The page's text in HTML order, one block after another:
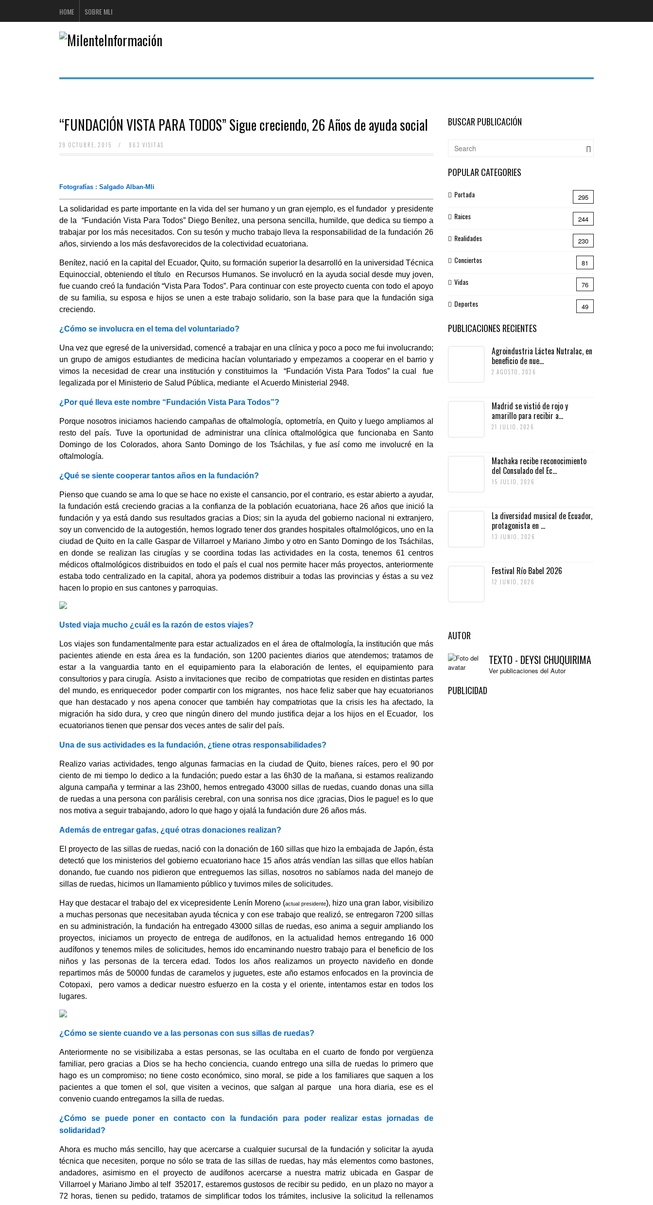
HOME SOBRE MLI
“FUNDACIÓN VISTA PARA TODOS” Sigue creciendo, 26 Años de ayuda social
29 OCTUBRE, 2015 / 863 VISITAS
Fotografías : Salgado Alban-Mli
La solidaridad es parte importante en la vida del ser humano y un gran ejemplo, es el fundador y presidente
de la “Fundación Vista Para Todos” Diego Benítez, una persona sencilla, humilde, que dedica su tiempo a
trabajar por los más necesitados. Con su tesón y mucho trabajo lleva la responsabilidad de la fundación 26
años, sirviendo a los más desfavorecidos de la colectividad ecuatoriana.
Benítez, nació en la capital del Ecuador, Quito, su formación superior la desarrolló en la universidad Técnica
Equinoccial, obteniendo el título en Recursos Humanos. Se involucró en la ayuda social desde muy joven,
fue cuando creó la fundación “Vista Para Todos”. Para continuar con este proyecto cuenta con todo el apoyo
de su familia, su esposa e hijos se unen a este trabajo solidario, son la base para que la fundación siga
creciendo.
¿Cómo se involucra en el tema del voluntariado?
Una vez que egresé de la universidad, comencé a trabajar en una clínica y poco a poco me fui involucrando;
un grupo de amigos estudiantes de medicina hacían voluntariado y empezamos a cooperar en el barrio y
vimos la necesidad de crear una institución y constituimos la “Fundación Vista Para Todos” la cual fue
legalizada por el Ministerio de Salud Pública, mediante el Acuerdo Ministerial 2948.
¿Por qué lleva este nombre “Fundación Vista Para Todos”?
Porque nosotros iniciamos haciendo campañas de oftalmología, optometría, en Quito y luego ampliamos al
resto del país. Tuve la oportunidad de administrar una clínica oftalmológica que funcionaba en Santo
Domingo de los Colorados, ahora Santo Domingo de los Tsáchilas, y fue así como me involucré en la
oftalmología.
¿Qué se siente cooperar tantos años en la fundación?
Pienso que cuando se ama lo que se hace no existe el cansancio, por el contrario, es estar abierto a ayudar,
la fundación está creciendo gracias a la confianza de la población ecuatoriana, hace 26 años que inició la
fundación y ya está dando sus resultados gracias a Dios; sin la ayuda del gobierno nacional ni extranjero,
soy un convencido de la autogestión, hemos logrado tener dos grandes hospitales oftalmológicos, uno en la
ciudad de Quito en la calle Gaspar de Villarroel y Mariano Jimbo y otro en Santo Domingo de los Tsáchilas,
en donde se realizan las cirugías y se coordina todas las actividades en la costa, tenemos 61 centros
médicos oftalmológicos distribuidos en todo el país el cual nos permite hacer más proyectos, anteriormente
estaba todo centralizado en la capital, ahora ya podemos distribuir a todas las provincias y éstas a su vez
hacen lo propio en sus cantones y parroquias.
Usted viaja mucho ¿cuál es la razón de estos viajes?
Los viajes son fundamentalmente para estar actualizados en el área de oftalmología, la institución que más
pacientes atiende en esta área es la fundación, son 1200 pacientes diarios que atendemos; tratamos de
estar a la vanguardia tanto en el equipamiento para la elaboración de lentes, el equipamiento para
consultorios y para cirugía. Asisto a invitaciones que recibo de compatriotas que residen en distintas partes
del mundo, es enriquecedor poder compartir con los migrantes, nos hace feliz saber que hay ecuatorianos
que han destacado y nos apena conocer que también hay compatriotas que la crisis les ha afectado, la
migración ha sido dura, y creo que ningún dinero del mundo justifica dejar a los hijos en el Ecuador, los
ecuatorianos tienen que pensar dos veces antes de salir del país.
Una de sus actividades es la fundación, ¿tiene otras responsabilidades?
Realizo varias actividades, tengo algunas farmacias en la ciudad de Quito, bienes raíces, pero el 90 por
ciento de mi tiempo lo dedico a la fundación; puedo estar a las 6h30 de la mañana, si estamos realizando
alguna campaña y terminar a las 23h00, hemos entregado 43000 sillas de ruedas, cuando donas una silla
de ruedas a una persona con parálisis cerebral, con una sonrisa nos dice ¡gracias, Dios le pague! es lo que
nos motiva a seguir trabajando, adoro lo que hago y ojalá la fundación dure 26 años más.
Además de entregar gafas, ¿qué otras donaciones realizan?
El proyecto de las sillas de ruedas, nació con la donación de 160 sillas que hizo la embajada de Japón, ésta
detectó que los ministerios del gobierno ecuatoriano hace 15 años atrás vendían las sillas que ellos habían
donando, fue cuando nos pidieron que entreguemos las sillas, nosotros no sabíamos nada del manejo de
sillas de ruedas, hicimos un llamamiento público y tuvimos miles de solicitudes.
Hay que destacar el trabajo del ex vicepresidente Lenín Moreno (actual presidente), hizo una gran labor, visibilizo
a muchas personas que necesitaban ayuda técnica y con ese trabajo que realizó, se entregaron 7200 sillas
en su administración, la fundación ha entregado 43000 sillas de ruedas, eso anima a seguir ampliando los
proyectos, iniciamos un proyecto de entrega de audífonos, en la actualidad hemos entregando 16 000
audífonos y tenemos miles de solicitudes, hemos ido encaminando nuestro trabajo para el beneficio de los
niños y las personas de la tercera edad. Todos los años realizamos un proyecto navideño en donde
repartimos más de 50000 fundas de caramelos y juguetes, este año estamos enfocados en la provincia de
Cotopaxi, pero vamos a dedicar nuestro esfuerzo en la costa y el oriente, intentamos estar en todos los
lugares.
¿Cómo se siente cuando ve a las personas con sus sillas de ruedas?
Anteriormente no se visibilizaba a estas personas, se las ocultaba en el cuarto de fondo por vergüenza
familiar, pero gracias a Dios se ha hecho conciencia, cuando entrego una silla de ruedas lo primero que
hago es un compromiso; no tiene costo económico, sino moral, se pide a los familiares que saquen a los
pacientes a que tomen el sol, que visiten a vecinos, que salgan al parque una hora diaria, ese es el
convenio cuando entregamos la silla de ruedas.
¿Cómo se puede poner en contacto con la fundación para poder realizar estas jornadas de
solidaridad?
Ahora es mucho más sencillo, hay que acercarse a cualquier sucursal de la fundación y solicitar la ayuda
técnica que necesiten, porque no sólo se trata de las sillas de ruedas, hay más elementos como bastones,
andadores, asimismo en el proyecto de audífonos acercarse a nuestra matriz ubicada en Gaspar de
Villarroel y Mariano Jimbo al telf 352017, estaremos gustosos de recibir su pedido, en un plazo no mayor a
72 horas, tienen su pedido, tratamos de simplificar todos los trámites, inclusive la solicitud la rellenamos
BUSCAR PUBLICACIÓN
POPULAR CATEGORIES
Portada 295
Raices 244
Realidades 230
Conciertos 81
Vidas 76
Deportes 49
PUBLICACIONES RECIENTES
Agroindustria Láctea Nutralac, en
beneficio de nue...
2 AGOSTO, 2026
Madrid se vistió de rojo y
amarillo para recibir a...
21 JULIO, 2026
Machaka recibe reconocimiento
del Consulado del Ec...
15 JULIO, 2026
La diversidad musical de Ecuador,
protagonista en ...
13 JUNIO, 2026
Festival Río Babel 2026
12 JUNIO, 2026
AUTOR
TEXTO - DEYSI CHUQUIRIMA
Ver publicaciones del Autor
PUBLICIDAD